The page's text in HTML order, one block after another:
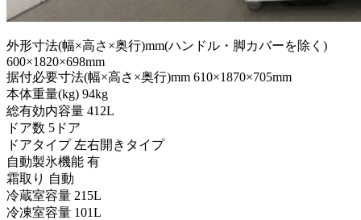
外形寸法(幅×高さ×奥行)mm(ハンドル・脚カバーを除く)
600×1820×698mm
据付必要寸法(幅×高さ×奥行)mm 610×1870×705mm
本体重量(kg) 94kg
総有効内容量 412L
ドア数 5ドア
ドアタイプ 左右開きタイプ
自動製氷機能 有
霜取り 自動
冷蔵室容量 215L
冷凍室容量 101L